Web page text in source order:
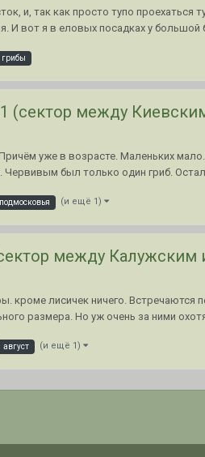
и, так как просто тупо
И вот я в еловых посадках у большой
грибы
(сектор между
уже в возрасте. Маленьких
был только один гриб.
(и ещё 1)
между
кроме лисичек ничего.
размера. Но уж очень за ними
август (и ещё 1)